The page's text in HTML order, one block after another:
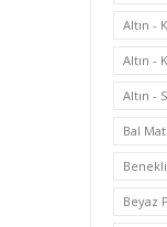
Altın -
Altın -
Altın -
Bal Mat
Beyaz